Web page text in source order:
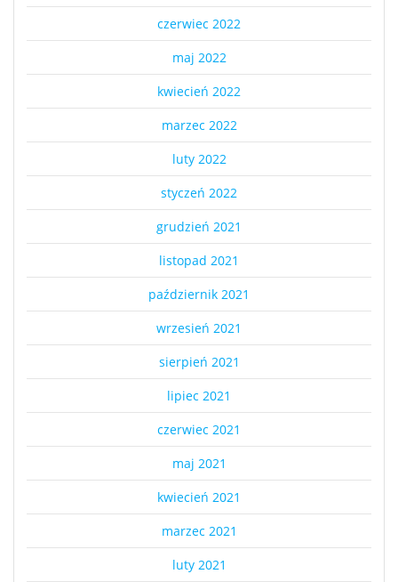
czerwiec 2022
maj 2022
kwiecień 2022
marzec 2022
luty 2022
styczeń 2022
grudzień 2021
listopad 2021
październik 2021
wrzesień 2021
sierpień 2021
lipiec 2021
czerwiec 2021
maj 2021
kwiecień 2021
marzec 2021
luty 2021